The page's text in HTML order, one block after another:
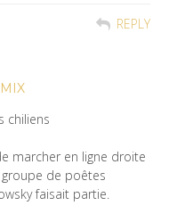
REPLY
chiliens
marcher en ligne droite
groupe de poêtes
faisait partie.